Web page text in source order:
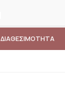
ΔΙΑΘΕΣΙΜΟΤΗΤΑ